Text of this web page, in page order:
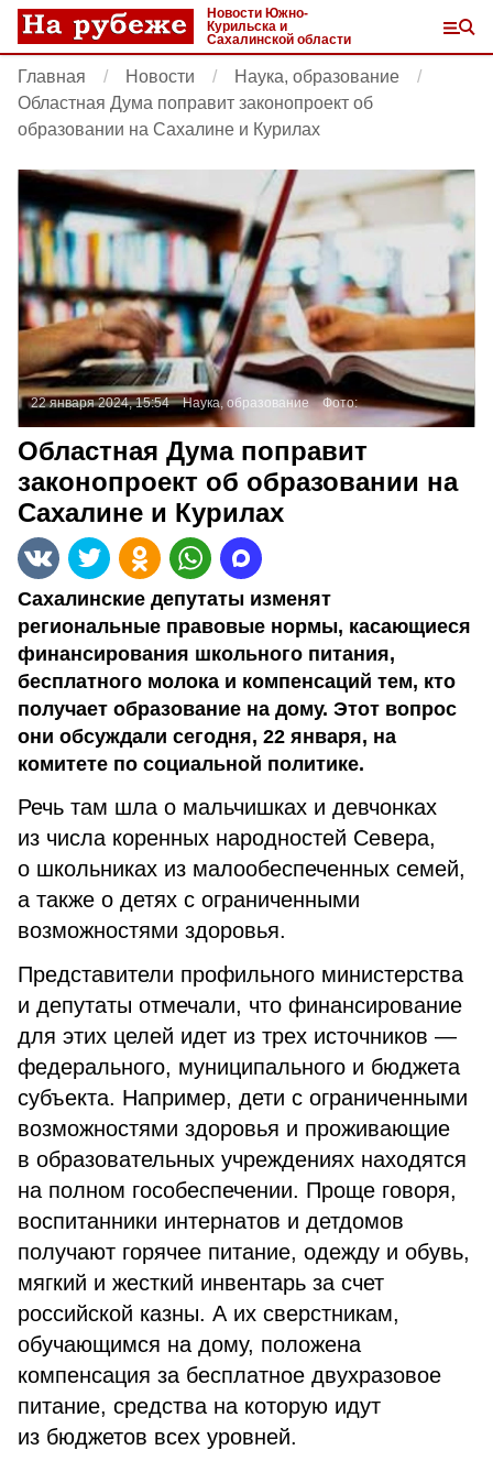
Новости Южно-
Курильска и
Сахалинской области
Главная Новости
Наука, образование
Областная Дума поправит законопроект об
образовании на Сахалине и Курилах
22 января 2024, 15:54 Наука, образование Фото:
Областная Дума поправит
законопроект об образовании на
Сахалине и Курилах
Сахалинские депутаты изменят
региональные правовые нормы, касающиеся
финансирования школьного питания,
бесплатного молока и компенсаций тем, кто
получает образование на дому. Этот вопрос
они обсуждали сегодня, 22 января, на
комитете по социальной политике.
Речь там шла о мальчишках и девчонках
из числа коренных народностей Севера,
о школьниках из малообеспеченных семей,
а также о детях с ограниченными
возможностями здоровья.
Представители профильного министерства
и депутаты отмечали, что финансирование
для этих целей идет из трех источников —
федерального, муниципального и бюджета
субъекта. Например, дети с ограниченными
возможностями здоровья и проживающие
в образовательных учреждениях находятся
на полном гособеспечении. Проще говоря,
воспитанники интернатов и детдомов
получают горячее питание, одежду и обувь,
мягкий и жесткий инвентарь за счет
российской казны. А их сверстникам,
обучающимся на дому, положена
компенсация за бесплатное двухразовое
питание, средства на которую идут
из бюджетов всех уровней.